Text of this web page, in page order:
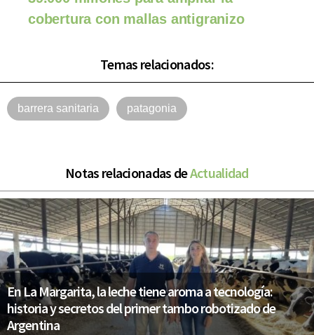
cobertura con mallas antigranizo
Temas relacionados:
barrera sanitaria patagonia
Notas relacionadas deActualidad
En La Margarita, la leche tiene aroma a tecnología:
historia y secretos del primer tambo robotizado de
Argentina